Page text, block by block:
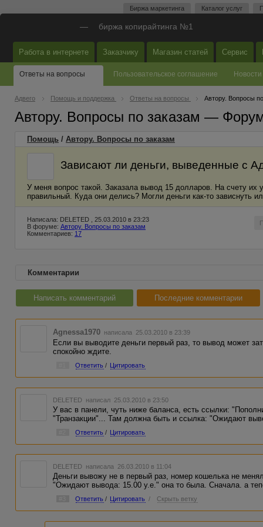
Биржа маркетинга Каталог услуг
— биржа копирайтинга №1
Работа в интернете Заказчику Магазин статей Сервис
Ответы на вопросы Пользовательское соглашение Новости
Адвего Помощь и поддержка Ответы на вопросы Автору. Вопросы
Автору. Вопросы по заказам —
Помощь / Автору. Вопросы по заказам
Зависают ли деньги, выведенные с
У меня вопрос такой. Заказала вывод 15 долларов. На счету
правильный. Куда они делись? Могли деньги как-то зависнуть
Написала: DELETED , 25.03.2010 в 23:23
В форуме: Автору. Вопросы по заказам
Комментариев: 17
Комментарии
Написать комментарий Последние комментарии
Agnessa1970 написала 25.03.2010 в 23:39
Если вы выводите деньги первый раз, то вывод может
спокойно ждите.
Ответить / Цитировать
DELETED написал 25.03.2010 в 23:50
У вас в панели, чуть ниже баланса, есть ссылки:
"Транзакции"... Там должна быть и ссылка: "Ожидают
Ответить / Цитировать
DELETED написала 26.03.2010 в 11:04
Деньги вывожу не в первый раз, номер кошелька не
"Ожидают вывода: 15.00 у.е." она то была. Сначала. а
Ответить / Цитировать / Скрыть ветку